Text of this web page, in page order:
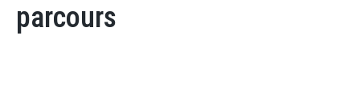
parcours